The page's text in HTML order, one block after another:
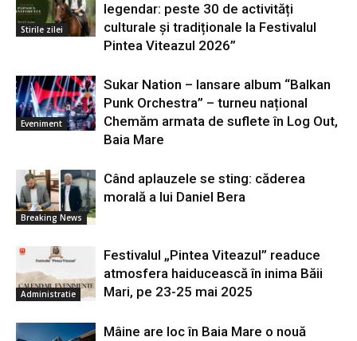
Stirile zilei
legendar: peste 30 de activități
culturale și tradiționale la Festivalul
Pintea Viteazul 2026”
Eveniment
Sukar Nation – lansare album “Balkan
Punk Orchestra” – turneu național
Chemăm armata de suflete în Log Out,
Baia Mare
Breaking News
Când aplauzele se sting: căderea
morală a lui Daniel Bera
Administratie
Festivalul „Pintea Viteazul” readuce
atmosfera haiducească în inima Băii
Mari, pe 23-25 mai 2025
Mâine are loc în Baia Mare o nouă